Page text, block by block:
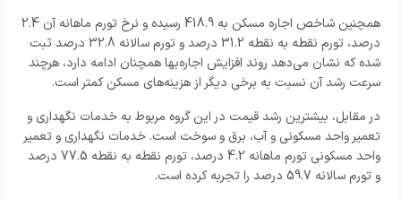
همچنین شاخص اجاره مسکن به 418.9 رسیده و نرخ تورم ماهانه آن 2.4
درصد، تورم نقطه‌ به‌ نقطه 31.2 درصد و تورم سالانه 32.8 درصد ثبت
شده که نشان می‌دهد روند افزایش اجاره‌بها همچنان ادامه دارد، هرچند
سرعت رشد آن نسبت به برخی دیگر از هزینه‌های مسکن کمتر است.
در مقابل، بیشترین رشد قیمت در این گروه مربوط به خدمات نگهداری و
تعمیر واحد مسکونی و آب، برق و سوخت است. خدمات نگهداری و تعمیر
واحد مسکونی تورم ماهانه 4.2 درصد، تورم نقطه‌ به‌ نقطه 77.5 درصد
و تورم سالانه 59.7 درصد را تجربه کرده است.